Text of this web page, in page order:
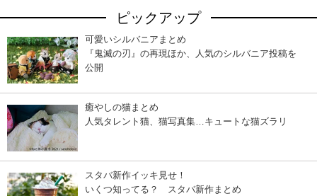
ピックアップ
可愛いシルバニアまとめ
『鬼滅の刃』の再現ほか、人気のシルバニア投稿を
公開
癒やしの猫まとめ
人気タレント猫、猫写真集…キュートな猫ズラリ
スタバ新作イッキ見せ！
いくつ知ってる？ スタバ新作まとめ